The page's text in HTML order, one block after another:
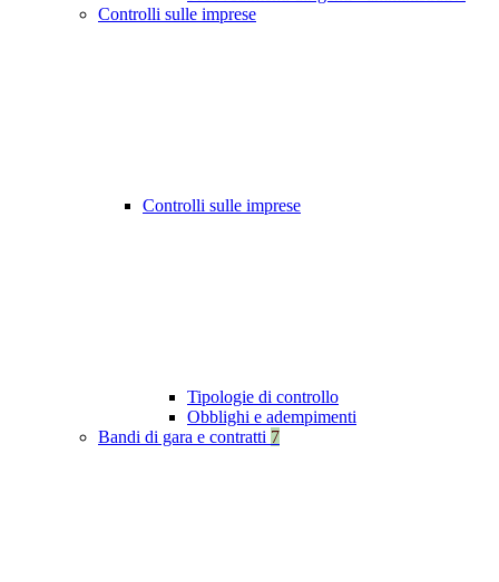
Controlli sulle imprese
Controlli sulle imprese
Tipologie di controllo
Obblighi e adempimenti
Bandi di gara e contratti 7